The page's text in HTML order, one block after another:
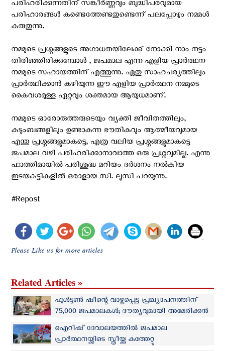
പരിഹരിക്കുന്നതിന് സങ്കീർണ്ണവും ബുദ്ധിപരവുമായ
പരിഹാരങ്ങൾ കണ്ടെത്തേണ്ടതുണ്ടെന്ന് പലപ്പോഴും നമ്മൾ
കരുതുന്നു.
നമ്മുടെ പ്രശ്നങ്ങളുടെ അഗാധതയിലേക്ക് നോക്കി നാം നട്ടം
തിരിഞ്ഞിരിക്കുമ്പോൾ , ജപമാല എന്ന എളിയ പ്രാർത്ഥന
നമ്മുടെ സഹായത്തിന് എത്തുന്നു. ഏതു സാഹചര്യത്തിലും
പ്രാർത്ഥിക്കാൻ കഴിയുന്ന ഈ എളിയ പ്രാർത്ഥന നമ്മുടെ
കൈവശമുള്ള ഏറ്റവും ശക്തമായ ആയുധമാണ്.
നമ്മുടെ ഓരോരുത്തരുടെയും വ്യക്തി ജീവിതത്തിലും,
കുടുംബങ്ങളിലും ഉണ്ടാകുന്ന ഭൗതികവും ആത്മീയവുമായ
എന്തു പ്രശ്നങ്ങളുമാകട്ടെ, എത്ര വലിയ പ്രശ്നങ്ങളുമാകട്ടെ
ജപമാല വഴി പരിഹരിക്കാനാവാത്ത ഒരു പ്രശ്നവുമില്ല. എന്നു
ഫാത്തിമായിൽ പരിശുദ്ധ മറിയം ദർശനം നൽകിയ
ഇടയകുട്ടികളിൽ ഒരാളായ സി. ലൂസി പറയുന്നു.
#Repost
Please Like us for more articles
Related Articles »
ഫുൾട്ടൺ ഷീന്റെ വാഴ്ത്തപ്പെട്ട പ്രഖ്യാപനത്തിന്
75,000 ജപമാലകൾ; ദൗത്യവുമായി അമേരിക്കന്‍
സന്യാസിനികള്‍
ഐറിഷ് ദേവാലയത്തില്‍ ജപമാല
പ്രാർത്ഥനയ്ക്കിടെ സ്ത്രീയ്ക്കു കുത്തേറ്റു